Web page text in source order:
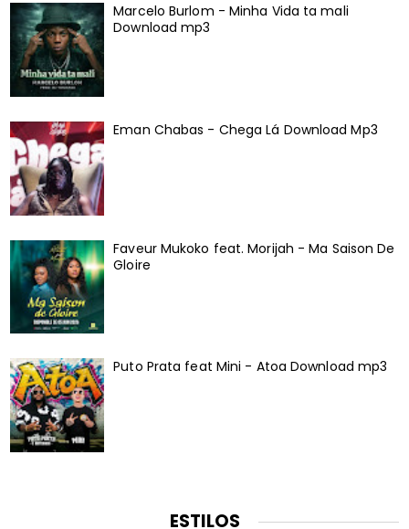
Marcelo Burlom - Minha Vida ta mali
Download mp3
Eman Chabas - Chega Lá Download Mp3
Faveur Mukoko feat. Morijah - Ma Saison De
Gloire
Puto Prata feat Mini - Atoa Download mp3
ESTILOS